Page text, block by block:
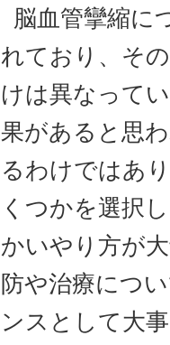
脳血管攣縮に
れており、そ
けは異なって
果があると思
るわけではあ
くつかを選択
かいやり方が
防や治療につ
ンスとして大